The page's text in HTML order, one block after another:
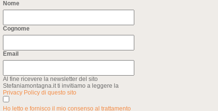
Nome
Cognome
Email
Al fine ricevere la newsletter del sito
Stefaniamontagna.it ti invitiamo a leggere la
Privacy Policy di questo sito
Ho letto e fornisco il mio consenso al trattamento